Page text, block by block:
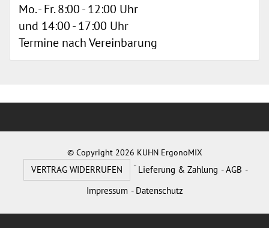
Mo. - Fr. 8:00 - 12:00 Uhr
und 14:00 - 17:00 Uhr
Termine nach Vereinbarung
© Copyright 2026 KUHN ErgonoMIX
VERTRAG WIDERRUFEN Lieferung & Zahlung
AGB
Impressum
Datenschutz